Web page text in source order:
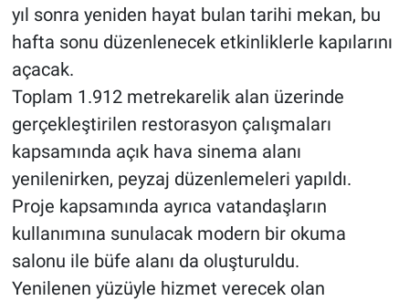
yıl sonra yeniden hayat bulan tarihi mekan, bu
hafta sonu düzenlenecek etkinliklerle kapılarını
açacak.
Toplam 1.912 metrekarelik alan üzerinde
gerçekleştirilen restorasyon çalışmaları
kapsamında açık hava sinema alanı
yenilenirken, peyzaj düzenlemeleri yapıldı.
Proje kapsamında ayrıca vatandaşların
kullanımına sunulacak modern bir okuma
salonu ile büfe alanı da oluşturuldu.
Yenilenen yüzüyle hizmet verecek olan